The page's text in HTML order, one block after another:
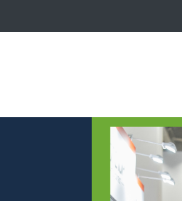
中國際會展中心再次相見！